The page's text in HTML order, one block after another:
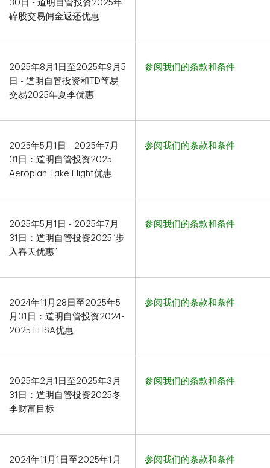
30日 - 道明自管投资2025年
碎股交易佣金返还优惠
2025年8月1日至2025年9月5
日 - 道明自管投资和TD简易
交易2025年夏季优惠
参阅我们的条款和条件
2025年5月1日 - 2025年7月
31日：道明自管投资2025
Aeroplan Take Flight优惠​​​​​​​
参阅我们的条款和条件
2025年5月1日 - 2025年7月
31日：道明自管投资2025“步
入春天优惠”​​​​​​​​​​​​​​
参阅我们的条款和条件
2024年11月28日至2025年5
月31日：道明自管投资2024-
2025 FHSA优惠
参阅我们的条款和条件
2025年2月1日至2025年3月
31日：道明自管投资2025冬
季财富目标​​​​​​​
参阅我们的条款和条件
2024年11月1日至2025年1月
参阅我们的条款和条件